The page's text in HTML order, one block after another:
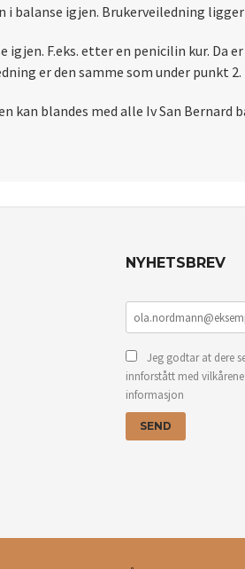
i balanse igjen. Brukerveiledning ligger
F.eks. etter en penicilin kur. Da
er den samme som under punkt 2.
kan blandes med alle Iv San Bernard
NYHETSBREV
Jeg godtar at dere
innforstått med
informasjon